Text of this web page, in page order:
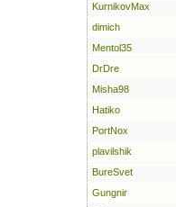
KurnikovMax
dimich
Mentol35
DrDre
Misha98
Hatiko
PortNox
plavilshik
BureSvet
Gungnir